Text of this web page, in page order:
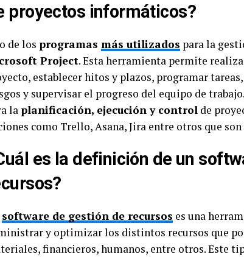
proyectos informáticos?
de los programas más utilizados para la
Project. Esta herramienta permite
establecer hitos y plazos, programar
y supervisar el progreso del equipo de
la planificación, ejecución y control de
como Trello, Asana, Jira entre otros que
es la definición de un
software de gestión de recursos es una
y optimizar los distintos recursos que
financieros, humanos, entre otros. Este